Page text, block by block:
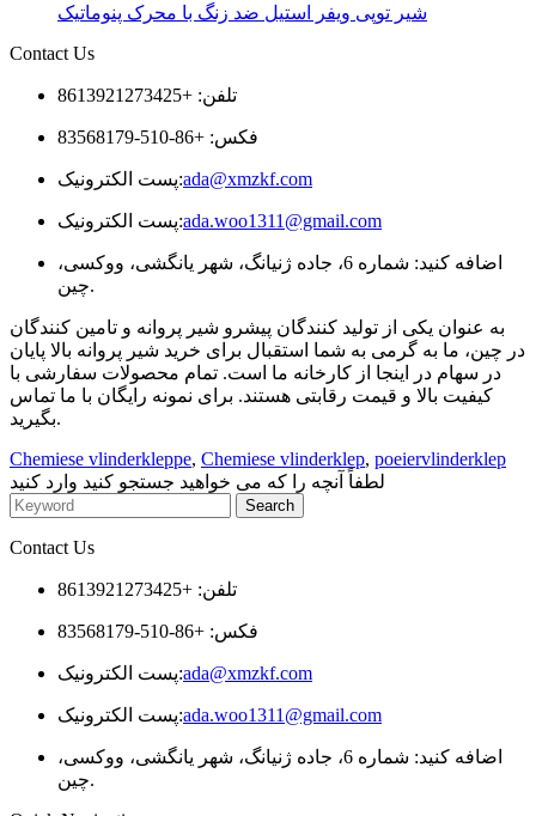
شیر توپی ویفر استیل ضد زنگ با محرک پنوماتیک
Contact Us
تلفن: +8613921273425
فکس: +86-510-83568179
پست الکترونیک:ada@xmzkf.com
پست الکترونیک:ada.woo1311@gmail.com
اضافه کنید: شماره 6، جاده ژنیانگ، شهر یانگشی، ووکسی،
چین.
به عنوان یکی از تولید کنندگان پیشرو شیر پروانه و تامین کنندگان
در چین، ما به گرمی به شما استقبال برای خرید شیر پروانه بالا پایان
در سهام در اینجا از کارخانه ما است. تمام محصولات سفارشی با
کیفیت بالا و قیمت رقابتی هستند. برای نمونه رایگان با ما تماس
بگیرید.
Chemiese vlinderkleppe, Chemiese vlinderklep, poeiervlinderklep
لطفاً آنچه را که می خواهید جستجو کنید وارد کنید
Contact Us
تلفن: +8613921273425
فکس: +86-510-83568179
پست الکترونیک:ada@xmzkf.com
پست الکترونیک:ada.woo1311@gmail.com
اضافه کنید: شماره 6، جاده ژنیانگ، شهر یانگشی، ووکسی،
چین.